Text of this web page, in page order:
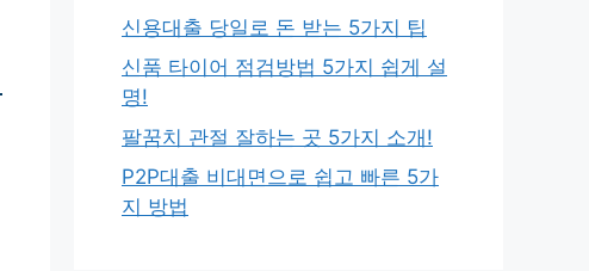
신용대출 당일로 돈 받는 5가지 팁
신품 타이어 점검방법 5가지 쉽게 설
명!
팔꿈치 관절 잘하는 곳 5가지 소개!
P2P대출 비대면으로 쉽고 빠른 5가
지 방법